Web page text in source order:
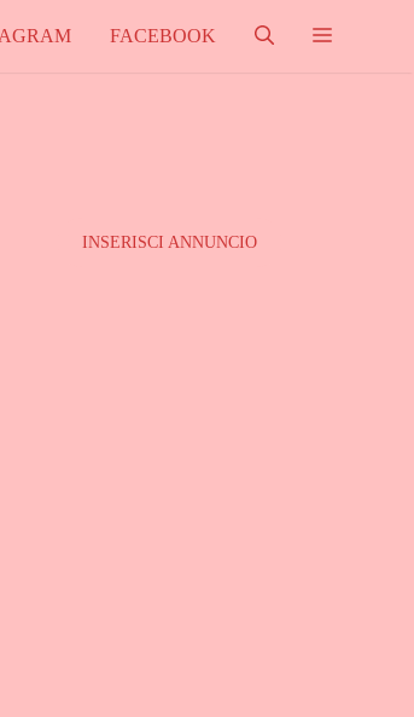
FACEBOOK
INSERISCI ANNUNCIO